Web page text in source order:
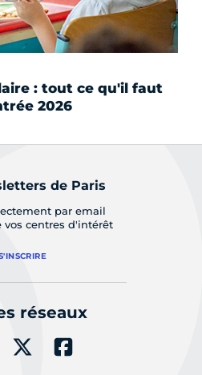
: tout ce qu'il faut
2026
de Paris
par email
vos centres d'intérêt
réseaux